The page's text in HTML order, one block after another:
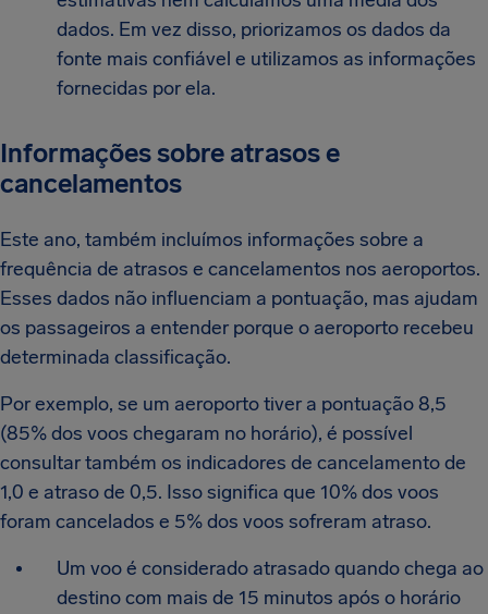
dados. Em vez disso, priorizamos os dados da
fonte mais confiável e utilizamos as informações
fornecidas por ela.
Informações sobre atrasos e
cancelamentos
Este ano, também incluímos informações sobre a
frequência de atrasos e cancelamentos nos aeroportos.
Esses dados não influenciam a pontuação, mas ajudam
os passageiros a entender porque o aeroporto recebeu
determinada classificação.
Por exemplo, se um aeroporto tiver a pontuação 8,5
(85% dos voos chegaram no horário), é possível
consultar também os indicadores de cancelamento de
1,0 e atraso de 0,5. Isso significa que 10% dos voos
foram cancelados e 5% dos voos sofreram atraso.
Um voo é considerado atrasado quando chega ao
destino com mais de 15 minutos após o horário